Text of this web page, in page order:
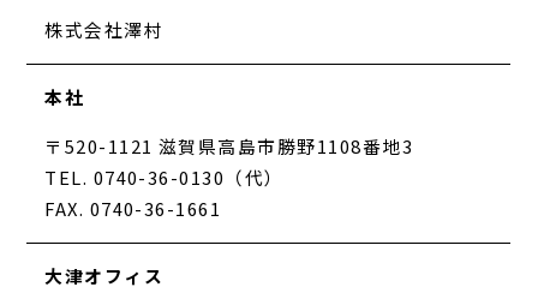
株式会社澤村
本社
〒520-1121 滋賀県高島市勝野1108番地3
TEL. 0740-36-0130（代）
FAX. 0740-36-1661
大津オフィス